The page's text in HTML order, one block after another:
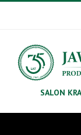
SALON